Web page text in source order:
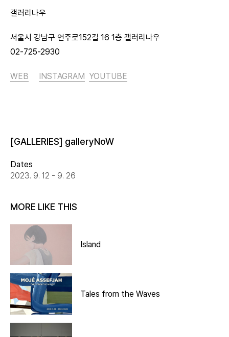
갤러리나우
서울시 강남구 언주로152길 16 1층 갤러리나우
02-725-2930
WEB INSTAGRAM YOUTUBE
[GALLERIES] galleryNoW
Dates
2023. 9. 12 - 9. 26
MORE LIKE THIS
Island
Tales from the Waves